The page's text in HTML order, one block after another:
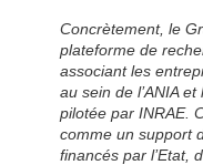
Concrètement, le
plateforme de
associant les
au sein de l’ANIA
pilotée par INRAE.
comme un support
financés par l’Etat,